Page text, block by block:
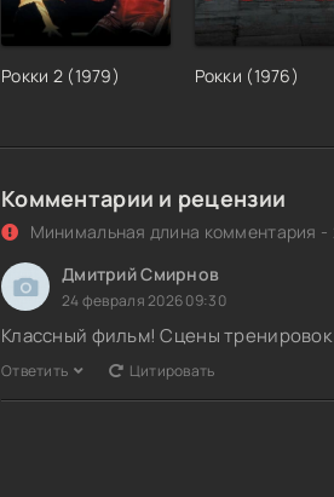
Рокки 2 (1979) Рокки (1976)
Комментарии и рецензии
Минимальная длина комментария -
Дмитрий Смирнов
24 февраля 2026 09:30
Классный фильм! Сцены
Ответить Цитировать